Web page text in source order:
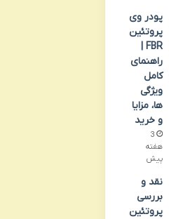
پودر وی
پروتئین
FBR |
راهنمای
کامل
ویژگی
ها، مزایا
و خرید
3
هفته
پیش
نقد و
بررسی
پروتئین